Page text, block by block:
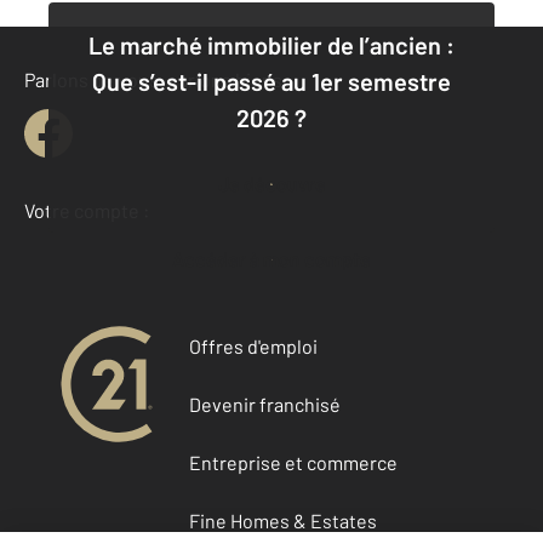
Le marché immobilier de l’ancien :
Que s’est-il passé au 1er semestre
2026 ?
Je découvre
Parlons de vous, parlons biens
Votre compte :
Accéder à mon compte
Offres d'emploi
Devenir franchisé
Entreprise et commerce
Fine Homes & Estates